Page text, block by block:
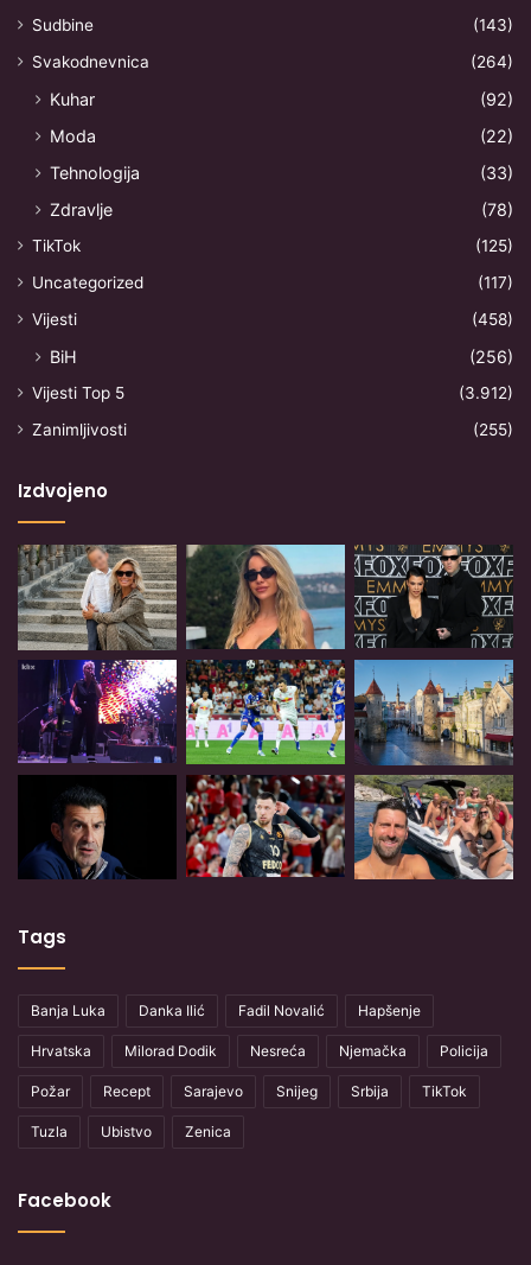
Sudbine
(143)
Svakodnevnica
(264)
Kuhar
(92)
Moda
(22)
Tehnologija
(33)
Zdravlje
(78)
TikTok
(125)
Uncategorized
(117)
Vijesti
(458)
BiH (256)
Vijesti Top 5
(3.912)
Zanimljivosti
(255)
Izdvojeno
Tags
Banja Luka Danka Ilić Fadil Novalić Hapšenje
Hrvatska Milorad Dodik Nesreća Njemačka Policija
Požar Recept Sarajevo Snijeg Srbija TikTok
Tuzla Ubistvo Zenica
Facebook